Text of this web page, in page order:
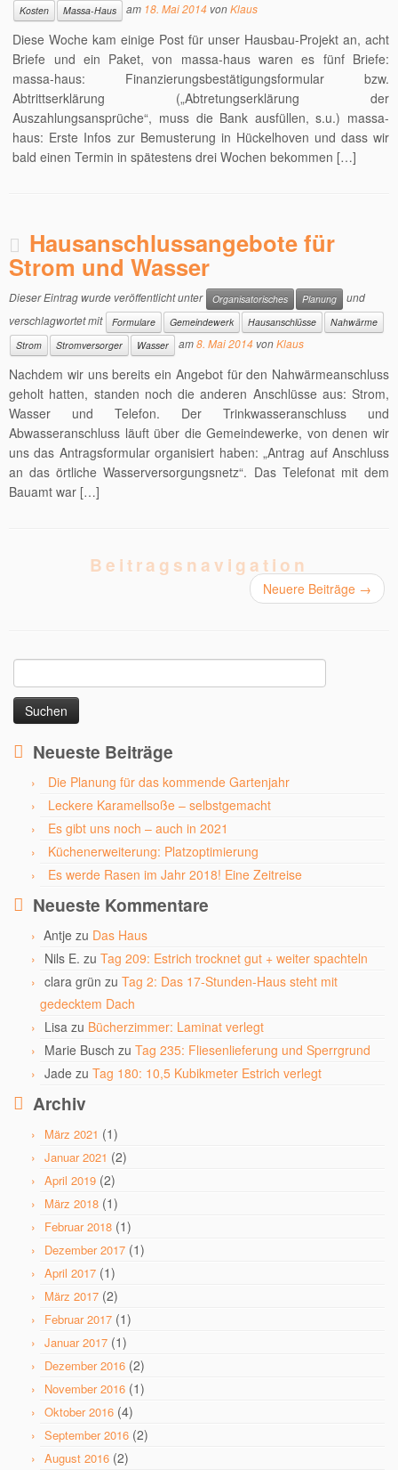
Kosten
Massa-Haus am 18. Mai 2014 vonKlaus
Diese Woche kam einige Post für unser Hausbau-Projekt an, acht
Briefe und ein Paket, von massa-haus waren es fünf Briefe:
massa-haus: Finanzierungsbestätigungsformular bzw.
Abtrittserklärung („Abtretungserklärung der
Auszahlungsansprüche“, muss die Bank ausfüllen, s.u.) massa-
haus: Erste Infos zur Bemusterung in Hückelhoven und dass wir
bald einen Termin in spätestens drei Wochen bekommen […]
Hausanschlussangebote für
Strom und Wasser
Dieser Eintrag wurde veröffentlicht unter Organisatorisches Planung
und
verschlagwortet mit
Formulare Gemeindewerk Hausanschlüsse
Nahwärme
Strom
Stromversorger Wasser am8. Mai 2014 vonKlaus
Nachdem wir uns bereits ein Angebot für den Nahwärmeanschluss
geholt hatten, standen noch die anderen Anschlüsse aus: Strom,
Wasser und Telefon. Der Trinkwasseranschluss und
Abwasseranschluss läuft über die Gemeindewerke, von denen wir
uns das Antragsformular organisiert haben: „Antrag auf Anschluss
an das örtliche Wasserversorgungsnetz“. Das Telefonat mit dem
Bauamt war […]
Beitragsnavigation
Neuere Beiträge →
nach:
Neueste Beiträge
Die Planung für das kommende Gartenjahr
Leckere Karamellsoße – selbstgemacht
Es gibt uns noch – auch in 2021
Küchenerweiterung: Platzoptimierung
Es werde Rasen im Jahr 2018! Eine Zeitreise
Neueste Kommentare
Antje zu Das Haus
Nils E. zu Tag 209: Estrich trocknet gut + weiter spachteln
clara grün zu Tag 2: Das 17-Stunden-Haus steht mit
gedecktem Dach
Lisa zu Bücherzimmer: Laminat verlegt
Marie Busch zu Tag 235: Fliesenlieferung und Sperrgrund
Jade zu Tag 180: 10,5 Kubikmeter Estrich verlegt
Archiv
März 2021 (1)
Januar 2021 (2)
April 2019 (2)
März 2018 (1)
Februar 2018 (1)
Dezember 2017 (1)
April 2017 (1)
März 2017 (2)
Februar 2017 (1)
Januar 2017 (1)
Dezember 2016 (2)
November 2016 (1)
Oktober 2016 (4)
September 2016 (2)
August 2016 (2)